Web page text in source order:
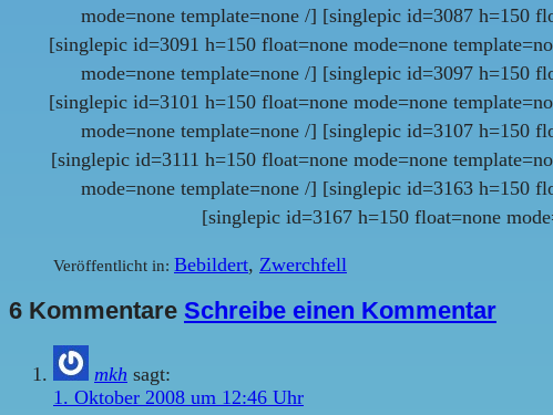
mode=none template=none /] [singlepic id=3087 h=150
[singlepic id=3091 h=150 float=none mode=none
mode=none template=none /] [singlepic id=3097 h=150
[singlepic id=3101 h=150 float=none mode=none
mode=none template=none /] [singlepic id=3107 h=150
[singlepic id=3111 h=150 float=none mode=none
mode=none template=none /] [singlepic id=3163 h=150
[singlepic id=3167 h=150 float=none
Veröffentlicht in: Bebildert, Zwerchfell
6 Kommentare Schreibe einen Kommentar
mkh sagt:
1. Oktober 2008 um 12:46 Uhr